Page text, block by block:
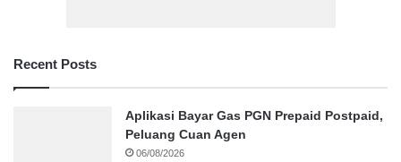
Recent Posts
Aplikasi Bayar Gas PGN Prepaid Postpaid,
Peluang Cuan Agen
06/08/2026